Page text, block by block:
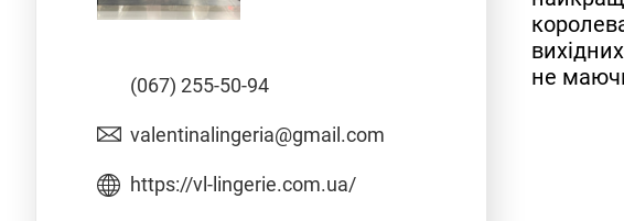
(067) 255-50-94
valentinalingeria@gmail.com
https://vl-lingerie.com.ua/
не